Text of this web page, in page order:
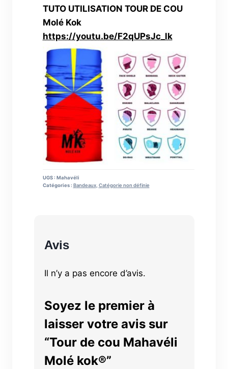
TUTO UTILISATION TOUR DE COU
Molé Kok
https://youtu.be/F2qUPsJc_lk
UGS : Mahavéli
Catégories : Bandeaux, Catégorie non définie
Avis
Il n’y a pas encore d’avis.
Soyez le premier à
laisser votre avis sur
“Tour de cou Mahavéli
Molé kok®”